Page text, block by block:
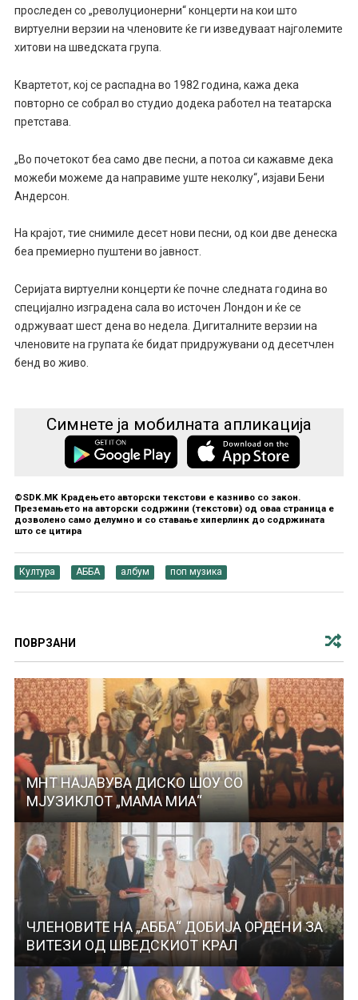
проследен со „револуционерни“ концерти на кои што
виртуелни верзии на членовите ќе ги изведуваат најголемите
хитови на шведската група.
Квартетот, кој се распадна во 1982 година, кажа дека
повторно се собрал во студио додека работел на театарска
претстава.
„Во почетокот беа само две песни, а потоа си кажавме дека
можеби можеме да направиме уште неколку“, изјави Бени
Андерсон.
На крајот, тие снимиле десет нови песни, од кои две денеска
беа премиерно пуштени во јавност.
Серијата виртуелни концерти ќе почне следната година во
специјално изградена сала во источен Лондон и ќе се
одржуваат шест дена во недела. Дигиталните верзии на
членовите на групата ќе бидат придружувани од десетчлен
бенд во живо.
Симнете ја мобилната апликација
©SDK.MK Крадењето авторски текстови е казниво со закон.
Преземањето на авторски содржини (текстови) од оваа страница е
дозволено само делумно и со ставање хиперлинк до содржината
што се цитира
Култура АББА албум поп музика
ПОВРЗАНИ
МНТ НАЈАВУВА ДИСКО ШОУ СО
МЈУЗИКЛОТ „МАМА МИА“
ЧЛЕНОВИТЕ НА „АББА“ ДОБИЈА ОРДЕНИ ЗА
ВИТЕЗИ ОД ШВЕДСКИОТ КРАЛ